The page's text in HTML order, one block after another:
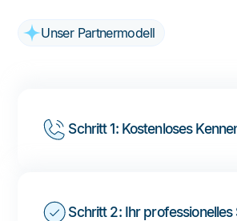
Unser Partnermodell
Schritt 1: Kostenloses
Schritt 2: Ihr professionelles